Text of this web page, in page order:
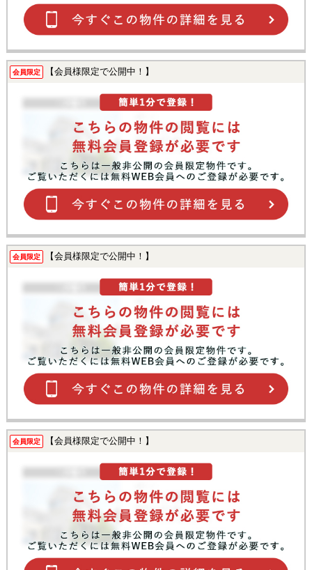
会員限定 【会員様限定で公開中！】
会員限定 【会員様限定で公開中！】
会員限定 【会員様限定で公開中！】